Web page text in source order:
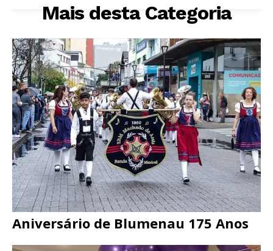
Mais desta Categoria
Aniversário de Blumenau 175 Anos